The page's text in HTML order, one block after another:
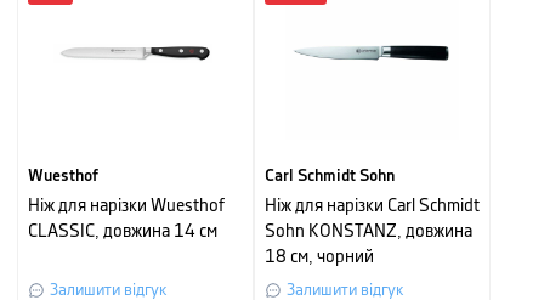
Wuesthof
Ніж для нарізки Wuesthof
CLASSIC, довжина 14 см
Залишити відгук
Carl Schmidt Sohn
Ніж для нарізки Carl Schmidt
Sohn KONSTANZ, довжина
18 см, чорний
Залишити відгук